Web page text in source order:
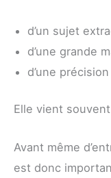
d’un sujet
d’une grande
d’une
Elle vient
Avant même
est donc